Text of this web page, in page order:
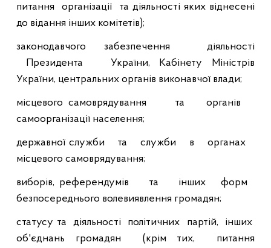
питання
організації
та діяльності яких віднесені
до відання інших комітетів);
законодавчого забезпечення
діяльності
Президента
України, Кабінету Міністрів
України, центральних органів виконавчої влади;
місцевого самоврядування та
органів
самоорганізації населення;
державної служби та служби в
органах
місцевого самоврядування;
виборів, референдумів та інших
форм
безпосереднього волевиявлення громадян;
статусу та діяльності політичних партій,
інших
об'єднань громадян
(крім тих,
питання